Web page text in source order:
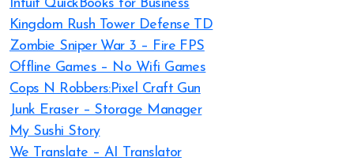
Intuit QuickBooks for Business
Kingdom Rush Tower Defense TD
Zombie Sniper War 3 – Fire FPS
Offline Games – No Wifi Games
Cops N Robbers:Pixel Craft Gun
Junk Eraser – Storage Manager
My Sushi Story
We Translate – AI Translator